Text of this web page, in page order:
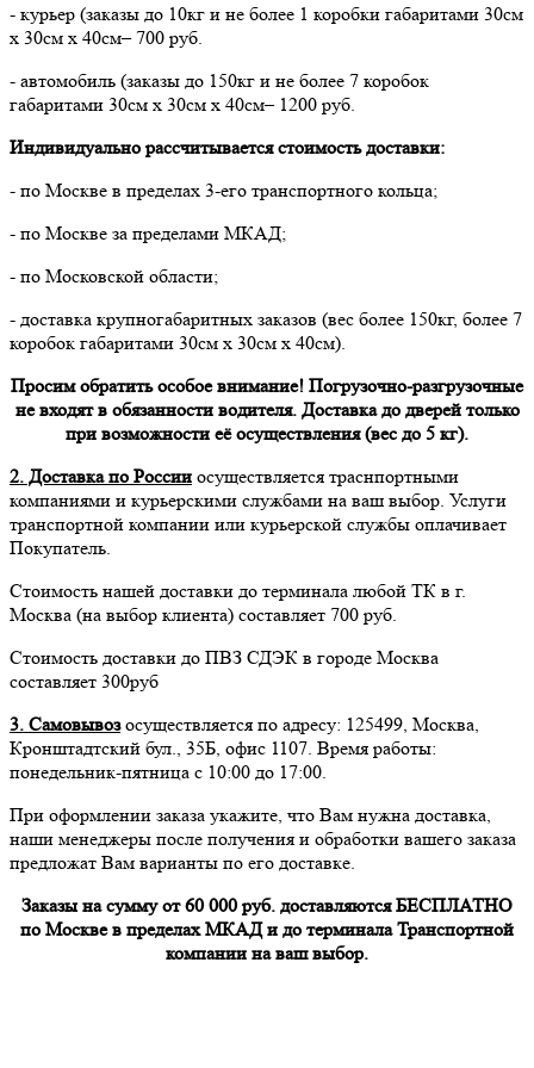
- курьер (заказы до 10кг и не более 1 коробки габаритами 30см
х 30см х 40см– 700 руб.
- автомобиль (заказы до 150кг и не более 7 коробок
габаритами 30см х 30см х 40см– 1200 руб.
Индивидуально рассчитывается стоимость доставки:
- по Москве в пределах 3-его транспортного кольца;
- по Москве за пределами МКАД;
- по Московской области;
- доставка крупногабаритных заказов (вес более 150кг, более 7
коробок габаритами 30см х 30см х 40см).
Просим обратить особое внимание! Погрузочно-разгрузочные
не входят в обязанности водителя. Доставка до дверей только
при возможности её осуществления (вес до 5 кг).
2. Доставка по России осуществляется траснпортными
компаниями и курьерскими службами на ваш выбор. Услуги
транспортной компании или курьерской службы оплачивает
Покупатель.
Стоимость нашей доставки до терминала любой ТК в г.
Москва (на выбор клиента) составляет 700 руб.
Стоимость доставки до ПВЗ СДЭК в городе Москва
составляет 300руб
3. Самовывозосуществляется по адресу: 125499, Москва,
Кронштадтский бул., 35Б, офис 1107. Время работы:
понедельник-пятница с 10:00 до 17:00.
При оформлении заказа укажите, что Вам нужна доставка,
наши менеджеры после получения и обработки вашего заказа
предложат Вам варианты по его доставке.
Заказы на сумму от 60 000 руб. доставляются БЕСПЛАТНО
по Москве в пределах МКАД и до терминала Транспортной
компании на ваш выбор.